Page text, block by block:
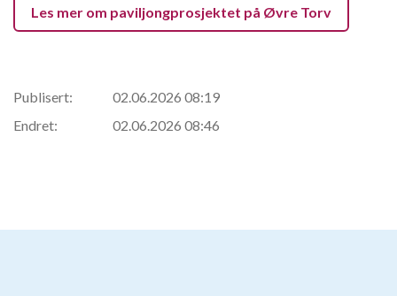
Les mer om paviljongprosjektet på Øvre Torv
Publisert:
02.06.2026 08:19
Endret:
02.06.2026 08:46